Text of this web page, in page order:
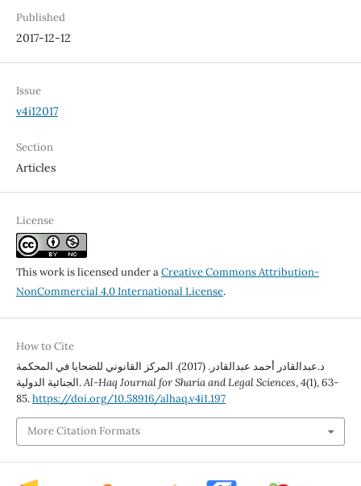
Published
2017-12-12
Issue
v4i12017
Section
Articles
License
This work is licensed under aCreative Commons Attribution-
NonCommercial 4.0 International License.
How to Cite
د.عبدالقادر أحمد عبدالقادر. (2017). المركز القانوني للضحايا في المحكمة
الجنائية الدولية.Al-Haq Journal for Sharia and Legal Sciences,4(1), 63-
85.https://doi.org/10.58916/alhaq.v4i1.197
More Citation Formats